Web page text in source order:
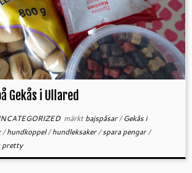
Gekås i Ullared
märktbajspåsar/Gekås i
/hundkoppel/hundleksaker/spara pengar/
pretty